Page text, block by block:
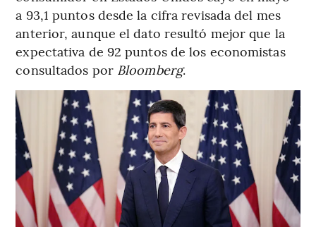
a 93,1 puntos desde la cifra revisada del mes
anterior, aunque el dato resultó mejor que la
expectativa de 92 puntos de los economistas
consultados por Bloomberg.